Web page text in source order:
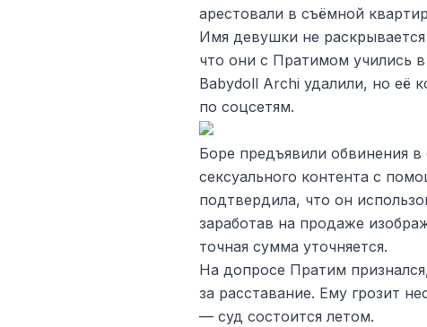
арестовали в съёмной
Имя девушки не
что они с Пратимом учились
Babydoll Archi удалили, но её
по соцсетям.
Боре предъявили обвинения
сексуального контента с
подтвердила, что он
заработав на продаже
точная сумма уточняется.
На допросе Пратим
за расставание. Ему грозит
— суд состоится летом.